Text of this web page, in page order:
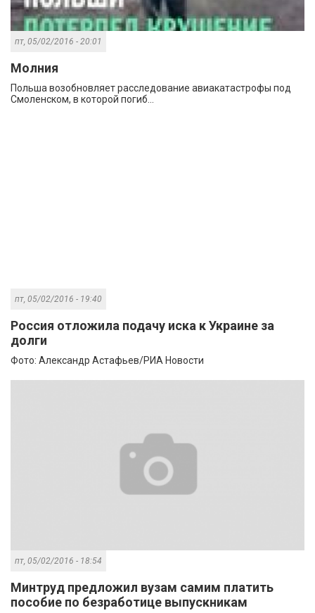
пт, 05/02/2016 - 20:01
Молния
Польша возобновляет расследование авиакатастрофы под
Смоленском, в которой погиб...
пт, 05/02/2016 - 19:40
Россия отложила подачу иска к Украине за
долги
Фото: Александр Астафьев/РИА Новости
пт, 05/02/2016 - 18:54
Минтруд предложил вузам самим платить
пособие по безработице выпускникам